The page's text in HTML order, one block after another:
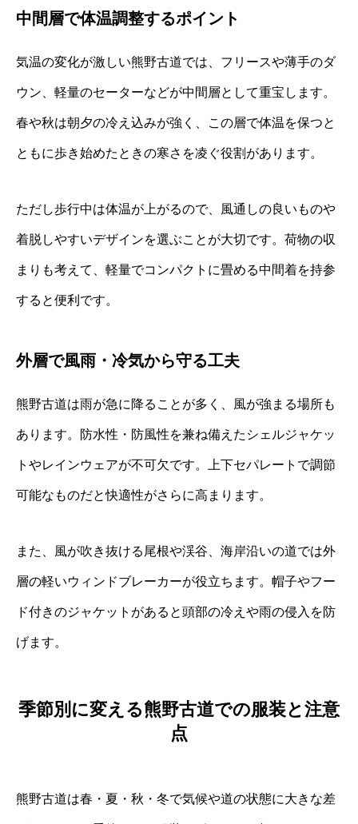
中間層で体温調整するポイント
気温の変化が激しい熊野古道では、フリースや薄手のダ
ウン、軽量のセーターなどが中間層として重宝します。
春や秋は朝夕の冷え込みが強く、この層で体温を保つと
ともに歩き始めたときの寒さを凌ぐ役割があります。
ただし歩行中は体温が上がるので、風通しの良いものや
着脱しやすいデザインを選ぶことが大切です。荷物の収
まりも考えて、軽量でコンパクトに畳める中間着を持参
すると便利です。
外層で風雨・冷気から守る工夫
熊野古道は雨が急に降ることが多く、風が強まる場所も
あります。防水性・防風性を兼ね備えたシェルジャケッ
トやレインウェアが不可欠です。上下セパレートで調節
可能なものだと快適性がさらに高まります。
また、風が吹き抜ける尾根や渓谷、海岸沿いの道では外
層の軽いウィンドブレーカーが役立ちます。帽子やフー
ド付きのジャケットがあると頭部の冷えや雨の侵入を防
げます。
季節別に変える熊野古道での服装と注意
点
熊野古道は春・夏・秋・冬で気候や道の状態に大きな差